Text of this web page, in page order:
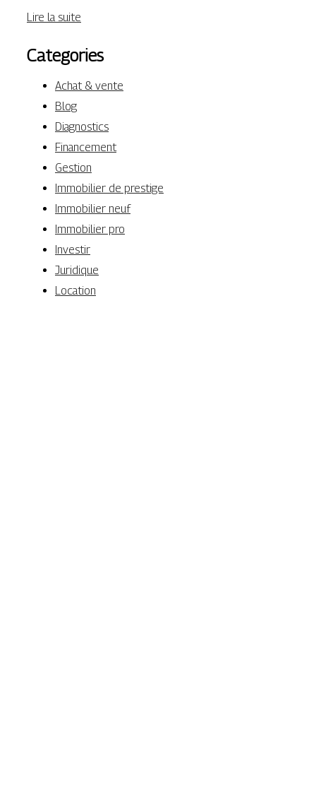
Lire la suite
Categories
Achat & vente
Blog
Diagnostics
Financement
Gestion
Immobilier de prestige
Immobilier neuf
Immobilier pro
Investir
Juridique
Location